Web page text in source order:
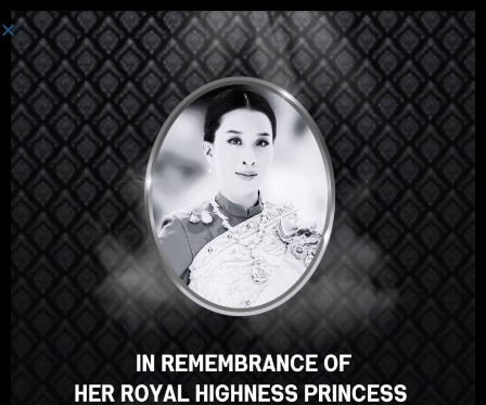
စနစ်ကို ဝင်ပါသည်။
ဟေ့အဲဒီမှာ၊အလွန်ကြီးစွာသော
သင်တန်း၊မှန်သော? သင်ကဲ့သို့ဤ
အသင်တန်းအမှတ်စဥ်?
ENROLL COURSE
Select your language